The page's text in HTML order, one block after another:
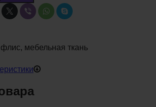
мебельная ткань